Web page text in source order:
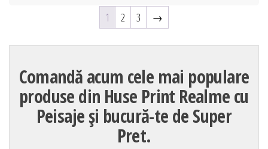
1 2 3 →
Comandă acum cele mai populare
produse din Huse Print Realme cu
Peisaje și bucură-te de Super
Pret.